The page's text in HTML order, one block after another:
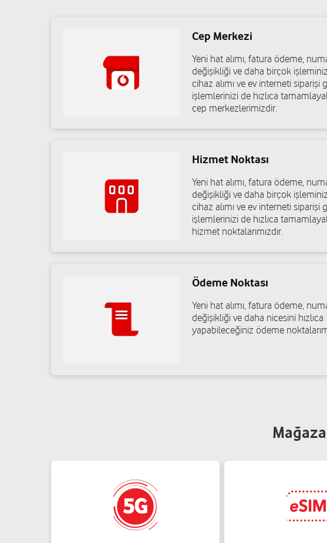
Yeni Mah. Maaşkuyu Cad. No: 118 Şehitkamil/Gaziantep
05366004004
Yeni Mah. Maaşkuyu Cad. No: 151 Şehitkamil/Gaziantep
Evrim İletişim - Metin Pekbalcı
Emrah Karaduman-Ada İletişim
Özgürlük Mah.57071 Nolu Sok.No:7/A Şehitkamil/Gaziantep
Mehmet Göksün
Karşıyaka Mah. Şoför Ali Cad. No:53A Şehitkamil/Gaziantep
Cep Merkezi
Yeni hat alımı, fatura ödeme,
değişikliği ve daha birçok
cihaz alımı ve ev interneti siparişi
işlemlerinizi de hızlıca
cep merkezlerimizdir.
Hizmet Noktası
Yeni hat alımı, fatura ödeme,
değişikliği ve daha birçok
cihaz alımı ve ev interneti siparişi
işlemlerinizi de hızlıca
hizmet noktalarımızdır.
Ödeme Noktası
Yeni hat alımı, fatura ödeme,
değişikliği ve daha nicesini hızlıca
yapabileceğiniz ödeme